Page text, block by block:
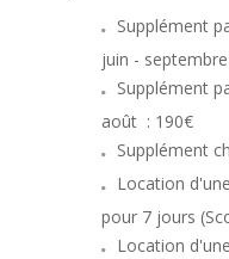
Supplément
juin -
Supplément
août : 190€
Supplément
Location
pour 7 jours
Location